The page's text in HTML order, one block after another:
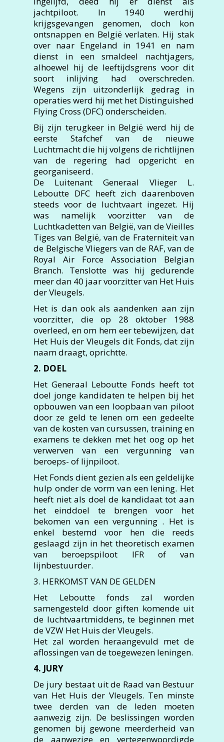
jachtpiloot. In 1940 werdhij
krijgsgevangen genomen, doch kon
ontsnappen en België verlaten. Hij stak
over naar Engeland in 1941 en nam
dienst in een smaldeel nachtjagers,
alhoewel hij de leeftijdsgrens voor dit
soort inlijving had overschreden.
Wegens zijn uitzonderlijk gedrag in
operaties werd hij met het Distinguished
Flying Cross (DFC) onderscheiden.
Bij zijn terugkeer in België werd hij de
eerste Stafchef van de nieuwe
Luchtmacht die hij volgens de richtlijnen
van de regering had opgericht en
georganiseerd.
De Luitenant Generaal Vlieger L.
Leboutte DFC heeft zich daarenboven
steeds voor de luchtvaart ingezet. Hij
was namelijk voorzitter van de
Luchtkadetten van België, van de Vieilles
Tiges van België, van de Fraterniteit van
de Belgische Vliegers van de RAF, van de
Royal Air Force Association Belgian
Branch. Tenslotte was hij gedurende
meer dan 40 jaar voorzitter van Het Huis
der Vleugels.
Het is dan ook als aandenken aan zijn
voorzitter, die op 28 oktober 1988
overleed, en om hem eer tebewijzen, dat
Het Huis der Vleugels dit Fonds, dat zijn
naam draagt, oprichtte.
2. DOEL
Het Generaal Leboutte Fonds heeft tot
doel jonge kandidaten te helpen bij het
opbouwen van een loopbaan van piloot
door ze geld te lenen om een gedeelte
van de kosten van cursussen, training en
examens te dekken met het oog op het
verwerven van een vergunning van
beroeps- of lijnpiloot.
Het Fonds dient gezien als een geldelijke
hulp onder de vorm van een lening. Het
heeft niet als doel de kandidaat tot aan
het einddoel te brengen voor het
bekomen van een vergunning . Het is
enkel bestemd voor hen die reeds
geslaagd zijn in het theoretisch examen
van beroepspiloot IFR of van
lijnbestuurder.
3. HERKOMST VAN DE GELDEN
Het Leboutte fonds zal worden
samengesteld door giften komende uit
de luchtvaartmiddens, te beginnen met
de VZW Het Huis der Vleugels.
Het zal worden heraangevuld met de
aflossingen van de toegewezen leningen.
4. JURY
De jury bestaat uit de Raad van Bestuur
van Het Huis der Vleugels. Ten minste
twee derden van de leden moeten
aanwezig zijn. De beslissingen worden
genomen bij gewone meerderheid van
de aanwezige en vertegenwoordigde